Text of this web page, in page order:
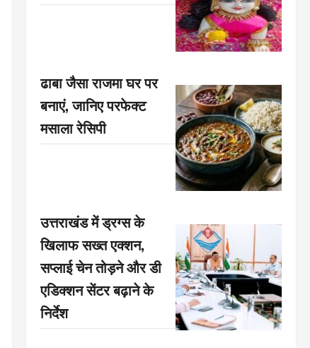
ढाबा जैसा राजमा घर पर
बनाएं, जानिए परफेक्ट
मसाला रेसिपी
उत्तराखंड में ड्रग्स के
खिलाफ सख्त एक्शन,
सप्लाई चेन तोड़ने और डी
एडिक्शन सेंटर बढ़ाने के
निर्देश